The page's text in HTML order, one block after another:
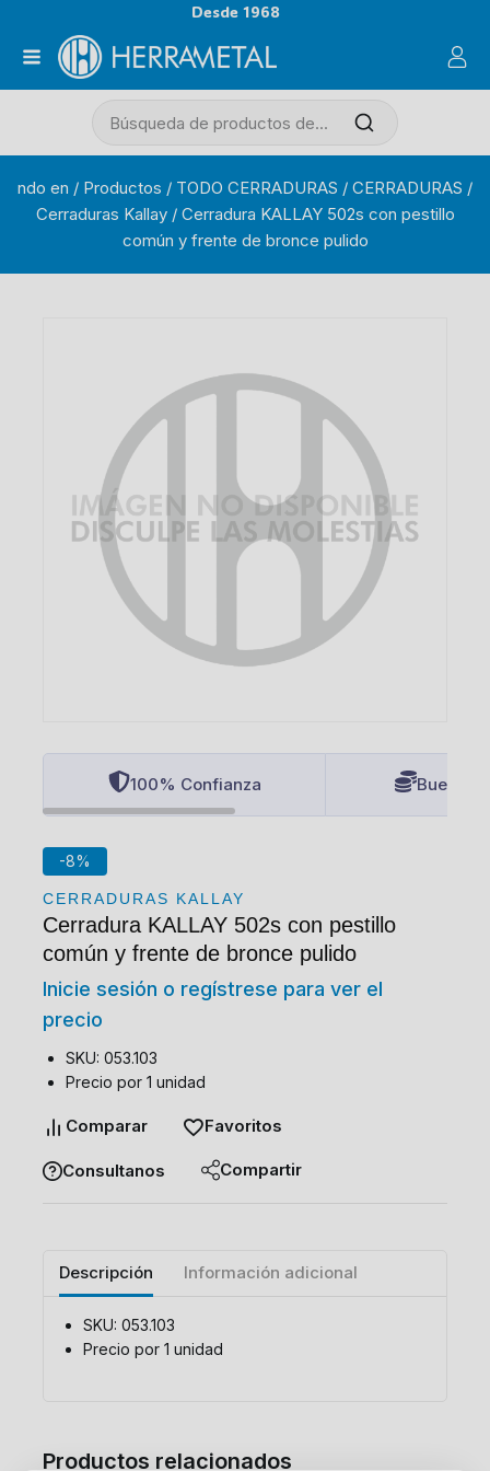
Desde 1968
ndo en / Productos / TODO CERRADURAS / CERRADURAS /
Cerraduras Kallay / Cerradura KALLAY 502s con pestillo
común y frente de bronce pulido
100% Confianza Buenos
-8%
CERRADURAS KALLAY
Cerradura KALLAY 502s con pestillo
común y frente de bronce pulido
Inicie sesión o regístrese para ver el
precio
SKU: 053.103
Precio por 1 unidad
Comparar Favoritos
Consultanos Compartir
Descripción Información adicional
SKU: 053.103
Precio por 1 unidad
Productos relacionados